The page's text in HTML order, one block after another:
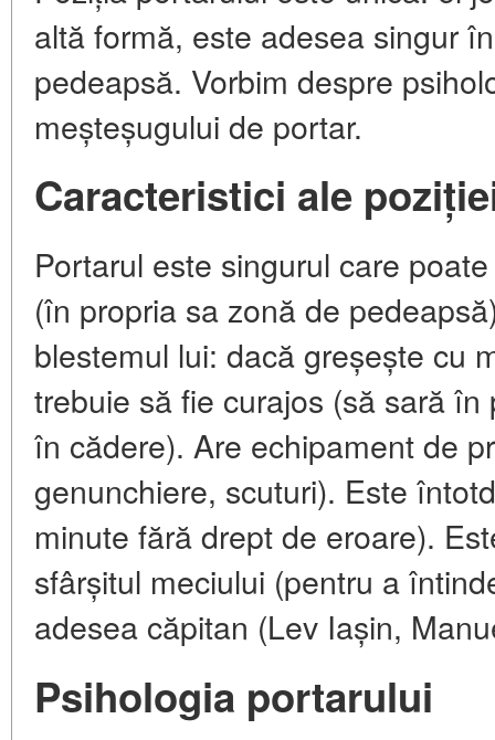
altă formă, este adesea singur
pedeapsă. Vorbim despre
meșteșugului de portar.
Caracteristici ale
Portarul este singurul care
(în propria sa zonă de
blestemul lui: dacă greșește cu
trebuie să fie curajos (să sară
în cădere). Are echipament de
genunchiere, scuturi). Este
minute fără drept de eroare).
sfârșitul meciului (pentru a
adesea căpitan (Lev Iașin,
Psihologia portarului